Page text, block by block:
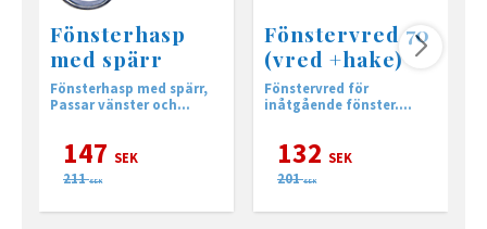
Fönsterhasp
med spärr
Fönsterhasp med spärr,
Passar vänster och
147 SEK
211 SEK
Fönstervred 70
(vred +hake)
Fönstervred för
inåtgående fönster.
132 SEK
201 SEK